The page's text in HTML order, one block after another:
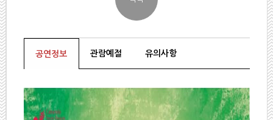
공연정보 관람예절 유의사항